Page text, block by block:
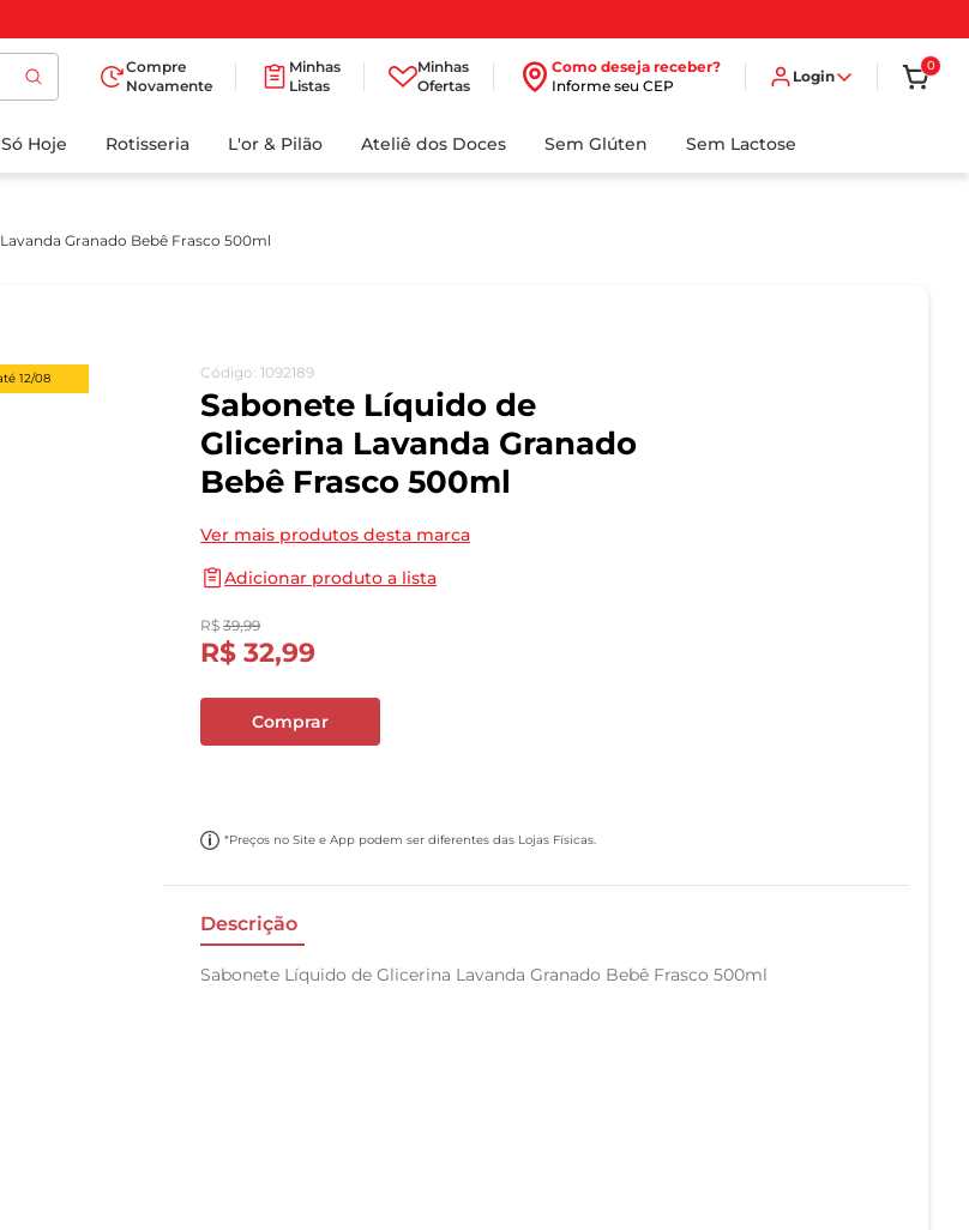
Compre
Novamente
Minhas
Listas
Minhas
Ofertas
Como deseja receber?
Informe seu CEP
Login
0
Só Hoje Rotisseria L'or & Pilão Ateliê dos Doces Sem Glúten Sem Lactose
Granado Bebê Frasco 500ml
12/08 Código: 1092189
Sabonete Líquido de
Glicerina Lavanda Granado
Bebê Frasco 500ml
Ver mais produtos desta marca
Adicionar produto a lista
R$ 39,99
R$ 32,99
Comprar
*Preços no Site e App podem ser diferentes das Lojas Físicas.
Descrição
Sabonete Líquido de Glicerina Lavanda Granado Bebê Frasco 500ml
BUSCADOS
6